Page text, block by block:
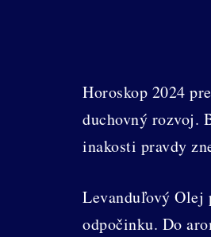
Horoskop 2024
duchovný rozvoj.
inakosti pravdy
Levanduľový Olej
odpočinku. Do